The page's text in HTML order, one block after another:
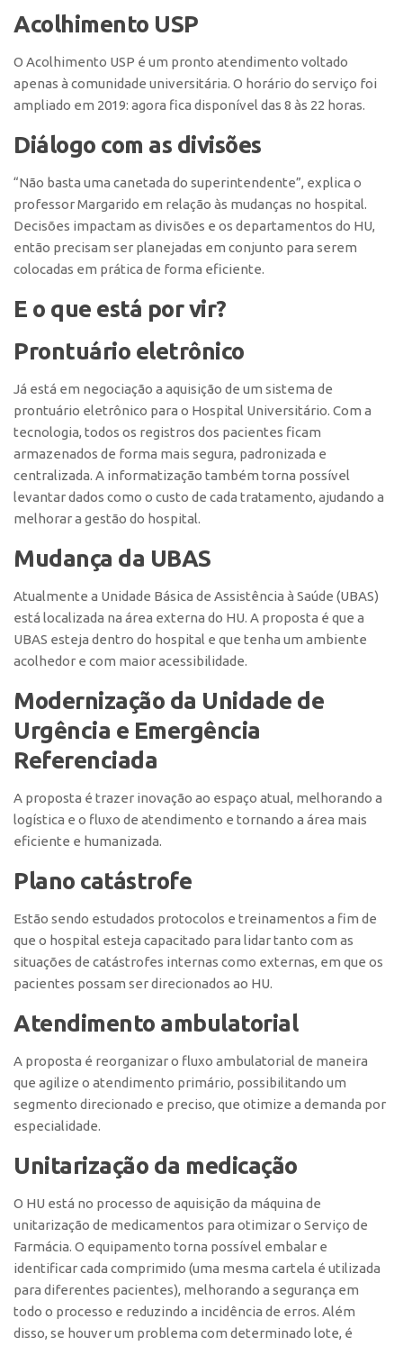
CPEs
INCTs
InovaUSP
Eventos
Bússola da Inovação
Agenda AUSPIN
Fala Inovação (Webinar)
SciBiz
Acolhimento USP
O Acolhimento USP é um pronto atendimento voltado
apenas à comunidade universitária. O horário do serviço foi
ampliado em 2019: agora fica disponível das 8 às 22 horas.
Diálogo com as divisões
“Não basta uma canetada do superintendente”, explica o
professor Margarido em relação às mudanças no hospital.
Decisões impactam as divisões e os departamentos do HU,
então precisam ser planejadas em conjunto para serem
colocadas em prática de forma eficiente.
E o que está por vir?
Prontuário eletrônico
Já está em negociação a aquisição de um sistema de
prontuário eletrônico para o Hospital Universitário. Com a
tecnologia, todos os registros dos pacientes ficam
armazenados de forma mais segura, padronizada e
centralizada. A informatização também torna possível
levantar dados como o custo de cada tratamento, ajudando a
melhorar a gestão do hospital.
Mudança da UBAS
Atualmente a Unidade Básica de Assistência à Saúde (UBAS)
está localizada na área externa do HU. A proposta é que a
UBAS esteja dentro do hospital e que tenha um ambiente
acolhedor e com maior acessibilidade.
Modernização da Unidade de
Urgência e Emergência
Referenciada
A proposta é trazer inovação ao espaço atual, melhorando a
logística e o fluxo de atendimento e tornando a área mais
eficiente e humanizada.
Plano catástrofe
Estão sendo estudados protocolos e treinamentos a fim de
que o hospital esteja capacitado para lidar tanto com as
situações de catástrofes internas como externas, em que os
pacientes possam ser direcionados ao HU.
Atendimento ambulatorial
A proposta é reorganizar o fluxo ambulatorial de maneira
que agilize o atendimento primário, possibilitando um
segmento direcionado e preciso, que otimize a demanda por
especialidade.
Unitarização da medicação
O HU está no processo de aquisição da máquina de
unitarização de medicamentos para otimizar o Serviço de
Farmácia. O equipamento torna possível embalar e
identificar cada comprimido (uma mesma cartela é utilizada
para diferentes pacientes), melhorando a segurança em
todo o processo e reduzindo a incidência de erros. Além
disso, se houver um problema com determinado lote, é